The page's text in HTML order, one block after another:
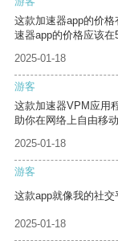
这款加速器app的价
速器app的价格应该在
2025-01-18
游客
这款加速器VPM应用
助你在网络上自由移动
2025-01-18
游客
这款app就像我的社交
2025-01-18